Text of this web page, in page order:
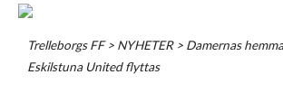
Trelleborgs FF> NYHETER> Damernas
Eskilstuna United flyttas